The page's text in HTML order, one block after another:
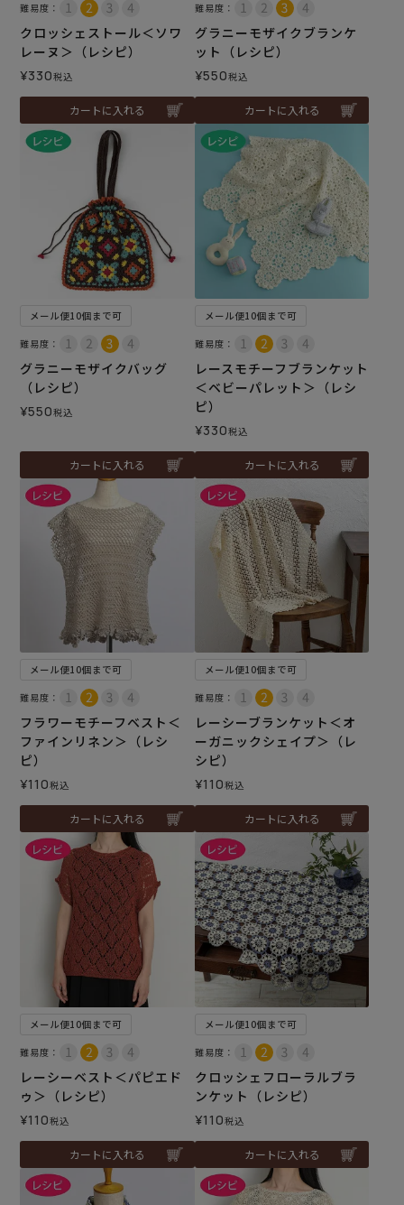
難易度：
クロッシェストール＜ソワ
レーヌ＞（レシピ）
¥330税込
カートに入れる
難易度：
グラニーモザイクブランケ
ット（レシピ）
¥550税込
カートに入れる
メール便10個まで可
難易度：
グラニーモザイクバッグ
（レシピ）
¥550税込
カートに入れる
メール便10個まで可
難易度：
レースモチーフブランケット
＜ベビーパレット＞（レシ
ピ）
¥330税込
カートに入れる
メール便10個まで可
難易度：
フラワーモチーフベスト＜
ファインリネン＞（レシ
ピ）
¥110税込
カートに入れる
メール便10個まで可
難易度：
レーシーブランケット＜オ
ーガニックシェイプ＞（レ
シピ）
¥110税込
カートに入れる
メール便10個まで可
難易度：
レーシーベスト＜パピエド
ゥ＞（レシピ）
¥110税込
カートに入れる
メール便10個まで可
難易度：
クロッシェフローラルブラ
ンケット（レシピ）
¥110税込
カートに入れる